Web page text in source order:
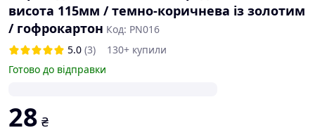
висота 115мм / темно-коричнева із золотим
/ гофрокартон Код: PN016
5.0 (3)
130+ купили
Готово до відправки
28 ₴